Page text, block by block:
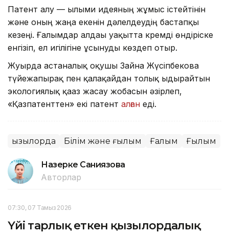
Патент алу — ғылыми идеяның жұмыс істейтінін
және оның жаңа екенін дәлелдеудің бастапқы
кезеңі. Ғалымдар алдағы уақытта кремді өндіріске
енгізіп, ел игілігіне ұсынуды көздеп отыр.
Жуырда астаналық оқушы Зайна Жүсіпбекова
түйежапырақ пен қалақайдан толық ыдырайтын
экологиялық қағаз жасау жобасын әзірлеп,
«Қазпатенттен» екі патент алған еді.
Қызылорда Білім және ғылым Ғалым Ғылым
Назерке Саниязова
Авторлар
07:30, 07 Тамыз 2026
Үйі тарлық еткен қызылордалық